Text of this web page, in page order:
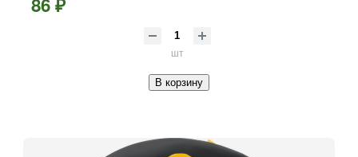
шт
В корзину